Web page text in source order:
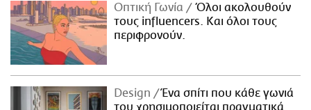
Οπτική Γωνία
Όλοι ακολουθούν
τους influencers. Και όλοι τους
περιφρονούν.
Design
Ένα σπίτι που κάθε γωνιά